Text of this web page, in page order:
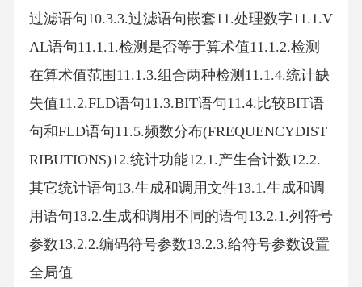
过滤语句10.3.3.过滤语句嵌套11.处理数字11.1.V
AL语句11.1.1.检测是否等于算术值11.1.2.检测
在算术值范围11.1.3.组合两种检测11.1.4.统计缺
失值11.2.FLD语句11.3.BIT语句11.4.比较BIT语
句和FLD语句11.5.频数分布(FREQUENCYDIST
RIBUTIONS)12.统计功能12.1.产生合计数12.2.
其它统计语句13.生成和调用文件13.1.生成和调
用语句13.2.生成和调用不同的语句13.2.1.列符号
参数13.2.2.编码符号参数13.2.3.给符号参数设置
全局值